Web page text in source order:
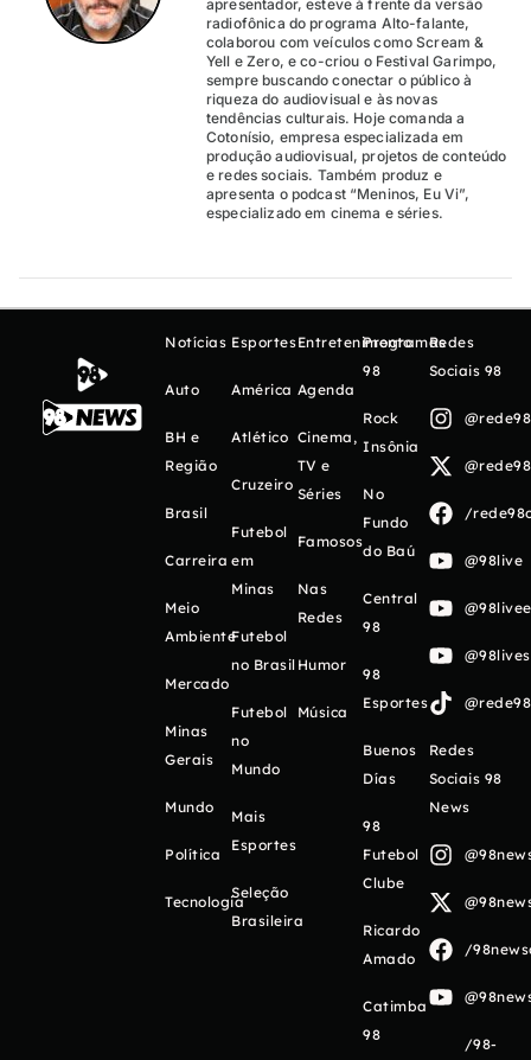
apresentador, esteve à frente da versão
radiofônica do programa Alto-falante,
colaborou com veículos como Scream &
Yell e Zero, e co-criou o Festival Garimpo,
sempre buscando conectar o público à
riqueza do audiovisual e às novas
tendências culturais. Hoje comanda a
Cotonísio, empresa especializada em
produção audiovisual, projetos de conteúdo
e redes sociais. Também produz e
apresenta o podcast “Meninos, Eu Vi”,
especializado em cinema e séries.
Notícias
Auto
BH e
Região
Brasil
Carreira
Meio
Ambiente
Mercado
Minas
Gerais
Mundo
Política
Tecnologia
Esportes
América
Atlético
Cruzeiro
Futebol
em
Minas
Futebol
no Brasil
Futebol
no
Mundo
Mais
Esportes
Seleção
Brasileira
Entretenimento
Agenda
Cinema,
TV e
Séries
Famosos
Nas
Redes
Humor
Música
Programas
98
Rock
Insônia
No
Fundo
do Baú
Central
98
98
Esportes
Buenos
Días
98
Futebol
Clube
Ricardo
Amado
Catimba
98
Redes
Sociais 98
/
@98live
Redes
Sociais 98
News
/
/98-